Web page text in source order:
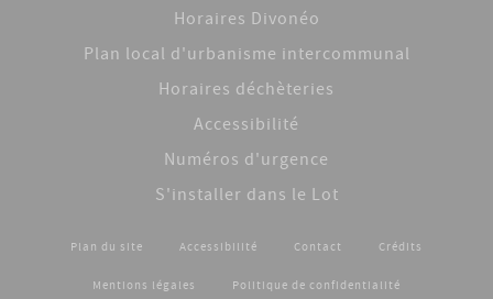
Horaires Divonéo
Plan local d'urbanisme intercommunal
Horaires déchèteries
Accessibilité
Numéros d'urgence
S'installer dans le Lot
Footer menu
Plan du site Accessibilité Contact Crédits
Mentions légales Politique de confidentialité